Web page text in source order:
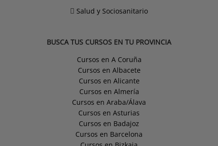
Salud y Sociosanitario
BUSCA TUS CURSOS EN TU PROVINCIA
Cursos en A Coruña
Cursos en Albacete
Cursos en Alicante
Cursos en Almería
Cursos en Araba/Álava
Cursos en Asturias
Cursos en Badajoz
Cursos en Barcelona